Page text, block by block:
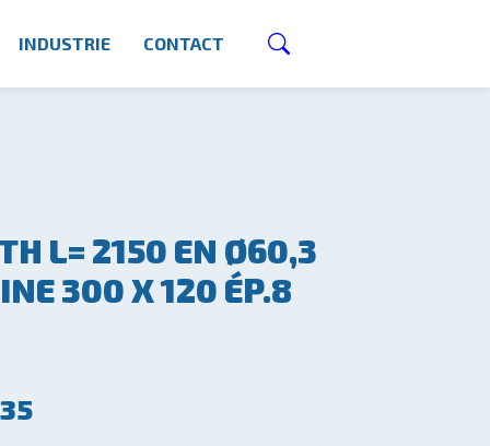
INDUSTRIE CONTACT
L= 2150 EN Ø60,3
300 X 120 ÉP.8